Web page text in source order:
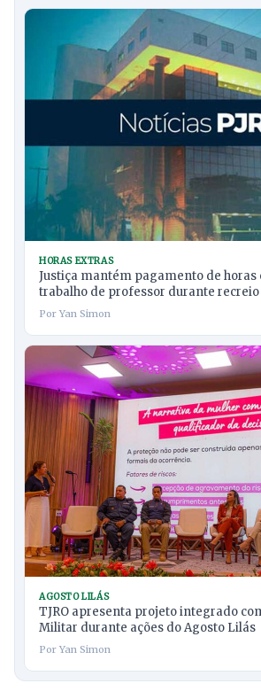
HORAS EXTRAS
Justiça mantém pagamento de horas
trabalho de professor durante recreio
Por Yan Simon
AGOSTO LILÁS
TJRO apresenta projeto integrado
Militar durante ações do Agosto Lilás
Por Yan Simon